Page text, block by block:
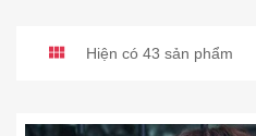
Hiện có 43 sản phẩm